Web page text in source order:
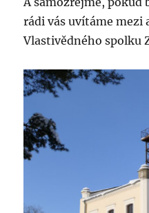
rádi vás uvítáme mezi
Vlastivědného spolku